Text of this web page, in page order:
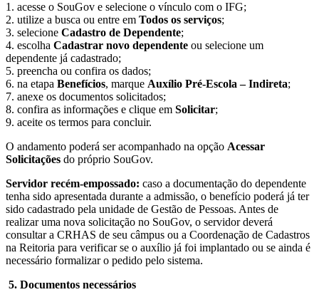
1. acesse o SouGov e selecione o vínculo com o IFG;
2. utilize a busca ou entre em Todos os serviços;
3. selecione Cadastro de Dependente;
4. escolha Cadastrar novo dependente ou selecione um
dependente já cadastrado;
5. preencha ou confira os dados;
6. na etapa Benefícios, marque Auxílio Pré-Escola – Indireta;
7. anexe os documentos solicitados;
8. confira as informações e clique em Solicitar;
9. aceite os termos para concluir.
O andamento poderá ser acompanhado na opção Acessar
Solicitações do próprio SouGov.
Servidor recém-empossado: caso a documentação do dependente
tenha sido apresentada durante a admissão, o benefício poderá já ter
sido cadastrado pela unidade de Gestão de Pessoas. Antes de
realizar uma nova solicitação no SouGov, o servidor deverá
consultar a CRHAS de seu câmpus ou a Coordenação de Cadastros
na Reitoria para verificar se o auxílio já foi implantado ou se ainda é
necessário formalizar o pedido pelo sistema.
5. Documentos necessários